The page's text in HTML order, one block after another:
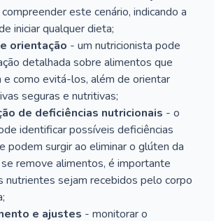
este cenário, indicando a
iniciar qualquer dieta;
orientação - um nutricionista pode
detalhada sobre alimentos que
como evitá-los, além de orientar
seguras e nutritivas;
de deficiências nutricionais - o
identificar possíveis deficiências
podem surgir ao eliminar o glúten da
remove alimentos, é importante
nutrientes sejam recebidos pelo corpo
e ajustes - monitorar o